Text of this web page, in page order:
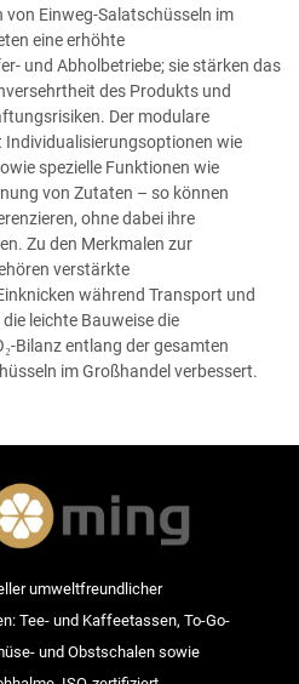
Einweg-Salatschüsseln im
eine erhöhte
und Abholbetriebe; sie stärken das
des Produkts und
Der modulare
wie
spezielle Funktionen wie
von Zutaten – so können
ohne dabei ihre
Zu den Merkmalen zur
verstärkte
während Transport und
leichte Bauweise die
Bilanz entlang der gesamten
im Großhandel verbessert.
umweltfreundlicher
Tee- und Kaffeetassen, To-Go-
und Obstschalen sowie